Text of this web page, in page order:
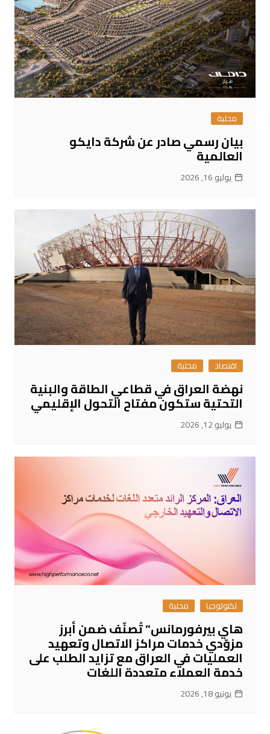
محلية
بيان رسمي صادر عن شركة دايكو
العالمية
يوليو 16, 2026
اقتصاد محلية
نهضة العراق في قطاعي الطاقة والبنية
التحتية ستكون مفتاح التحول الإقليمي
يوليو 12, 2026
تكنولوجيا محلية
هاي بيرفورمانس” تُصنّف ضمن أبرز
مزوّدي خدمات مراكز الاتصال وتعهيد
العمليات في العراق مع تزايد الطلب على
خدمة العملاء متعددة اللغات
يونيو 18, 2026